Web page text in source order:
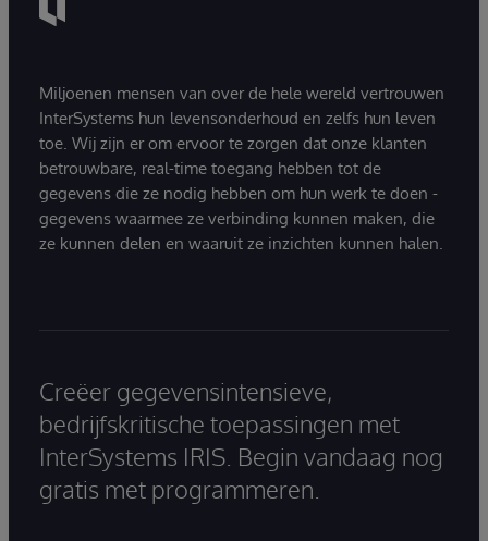
Miljoenen mensen van over de hele wereld vertrouwen
InterSystems hun levensonderhoud en zelfs hun leven
toe. Wij zijn er om ervoor te zorgen dat onze klanten
betrouwbare, real-time toegang hebben tot de
gegevens die ze nodig hebben om hun werk te doen -
gegevens waarmee ze verbinding kunnen maken, die
ze kunnen delen en waaruit ze inzichten kunnen halen.
Creëer gegevensintensieve,
bedrijfskritische toepassingen met
InterSystems IRIS. Begin vandaag nog
gratis met programmeren.